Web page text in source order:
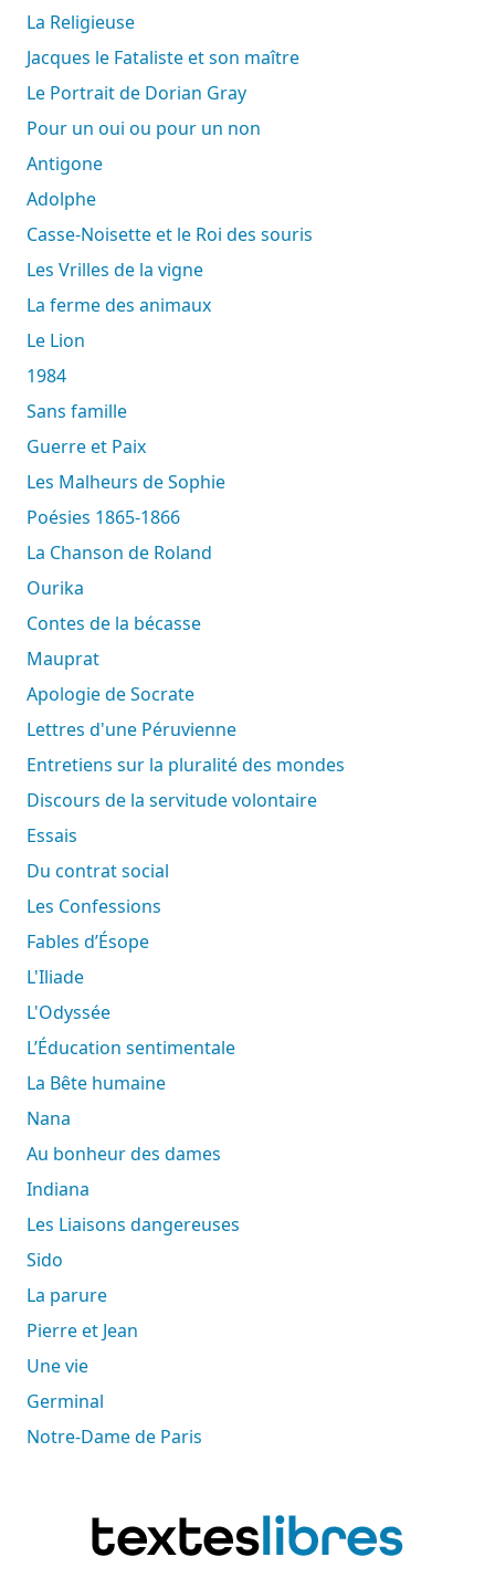
La Religieuse
Jacques le Fataliste et son maître
Le Portrait de Dorian Gray
Pour un oui ou pour un non
Antigone
Adolphe
Casse-Noisette et le Roi des souris
Les Vrilles de la vigne
La ferme des animaux
Le Lion
1984
Sans famille
Guerre et Paix
Les Malheurs de Sophie
Poésies 1865-1866
La Chanson de Roland
Ourika
Contes de la bécasse
Mauprat
Apologie de Socrate
Lettres d'une Péruvienne
Entretiens sur la pluralité des mondes
Discours de la servitude volontaire
Essais
Du contrat social
Les Confessions
Fables d’Ésope
L'Iliade
L'Odyssée
L’Éducation sentimentale
La Bête humaine
Nana
Au bonheur des dames
Indiana
Les Liaisons dangereuses
Sido
La parure
Pierre et Jean
Une vie
Germinal
Notre-Dame de Paris